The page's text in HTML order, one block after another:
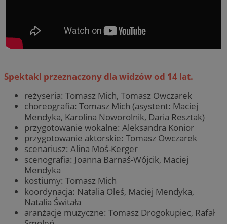
Spektakl przeznaczony dla widzów od 14 lat.
reżyseria: Tomasz Mich, Tomasz Owczarek
choreografia: Tomasz Mich (asystent: Maciej
Mendyka, Karolina Noworolnik, Daria Resztak)
przygotowanie wokalne: Aleksandra Konior
przygotowanie aktorskie: Tomasz Owczarek
scenariusz: Alina Moś-Kerger
scenografia: Joanna Barnaś-Wójcik, Maciej
Mendyka
kostiumy: Tomasz Mich
koordynacja: Natalia Oleś, Maciej Mendyka,
Natalia Świtała
aranżacje muzyczne: Tomasz Drogokupiec, Rafał